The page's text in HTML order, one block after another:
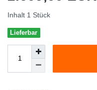
Inhalt 1 Stück
Lieferbar